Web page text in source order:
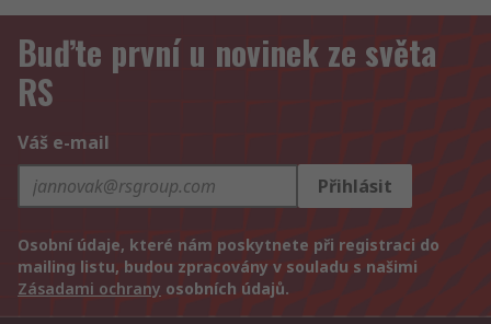
Buďte první u novinek ze světa
RS
Váš e-mail
Přihlásit
Osobní údaje, které nám poskytnete při registraci do
mailing listu, budou zpracovány v souladu s našimi
Zásadami ochrany osobních údajů.